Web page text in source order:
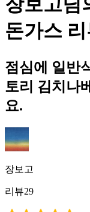
장보고님
돈가스
점심에 일반
토리 김치나
요.
장보고
리뷰29